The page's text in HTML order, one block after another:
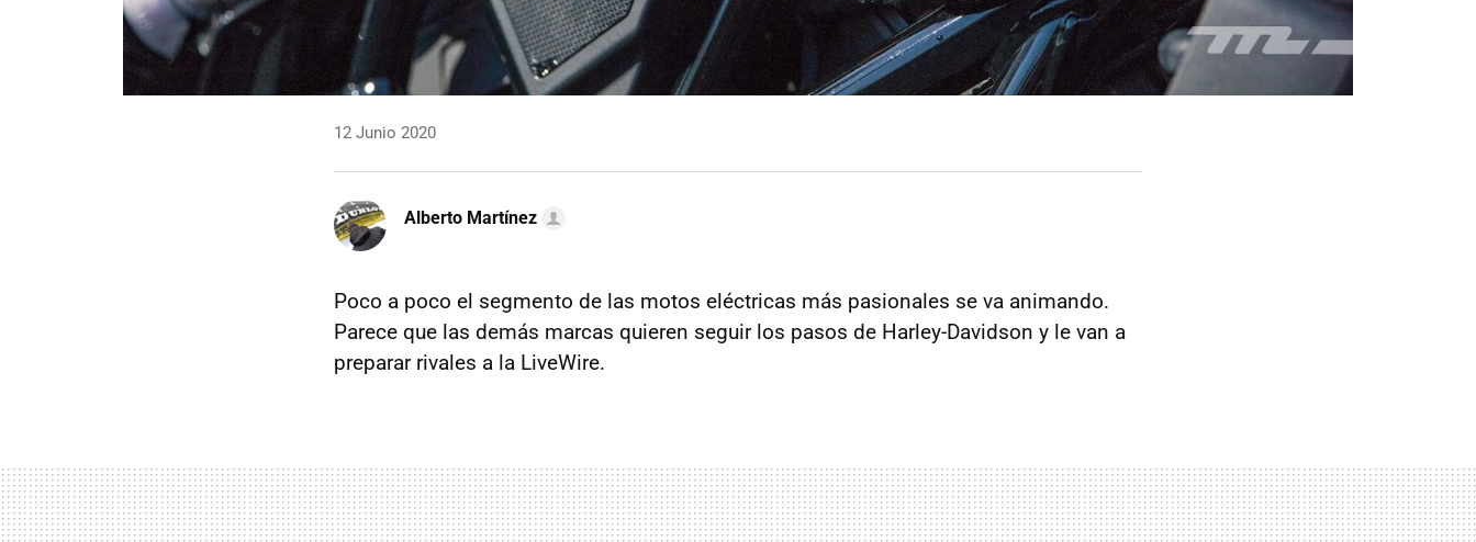
12 Junio 2020
Alberto Martínez
Poco a poco el segmento de las motos eléctricas más pasionales se va animando.
Parece que las demás marcas quieren seguir los pasos de Harley-Davidson y le van a
preparar rivales a la LiveWire.